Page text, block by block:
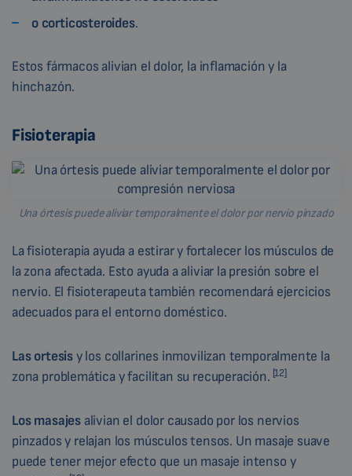
o corticosteroides.
Estos fármacos alivian el dolor, la inflamación y la
hinchazón.
Fisioterapia
Una órtesis puede aliviar temporalmente el dolor por nervio pinzado
La fisioterapia ayuda a estirar y fortalecer los músculos de
la zona afectada. Esto ayuda a aliviar la presión sobre el
nervio. El fisioterapeuta también recomendará ejercicios
adecuados para el entorno doméstico.
Las ortesisy los collarines inmovilizan temporalmente la
zona problemática y facilitan su recuperación. [12]
Los masajes alivian el dolor causado por los nervios
pinzados y relajan los músculos tensos. Un masaje suave
puede tener mejor efecto que un masaje intenso y